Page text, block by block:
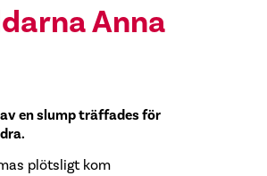
Anna
en slump träffades för
plötsligt kom